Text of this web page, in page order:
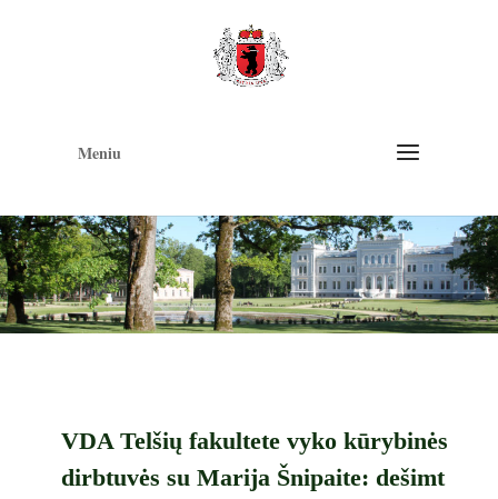
Meniu
VDA Telšių fakultete vyko kūrybinės
dirbtuvės su Marija Šnipaite: dešimt